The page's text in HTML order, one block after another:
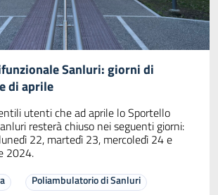
Sanluri: giorni di
di aprile
utenti che ad aprile lo Sportello
resterà chiuso nei seguenti giorni:
22, martedì 23, mercoledì 24 e
2024.
Poliambulatorio di Sanluri